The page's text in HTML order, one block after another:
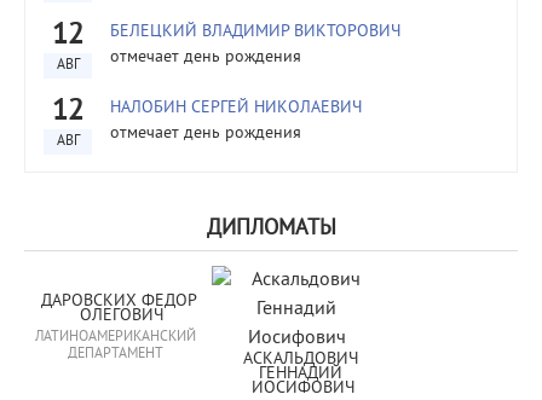
12
АВГ
БЕЛЕЦКИЙ ВЛАДИМИР ВИКТОРОВИЧ
отмечает день рождения
12
АВГ
НАЛОБИН СЕРГЕЙ НИКОЛАЕВИЧ
отмечает день рождения
ДИПЛОМАТЫ
ДАРОВСКИХ ФЕДОР
ОЛЕГОВИЧ
ЛАТИНОАМЕРИКАНСКИЙ
ДЕПАРТАМЕНТ
АСКАЛЬДОВИЧ
ГЕННАДИЙ
ИОСИФОВИЧ